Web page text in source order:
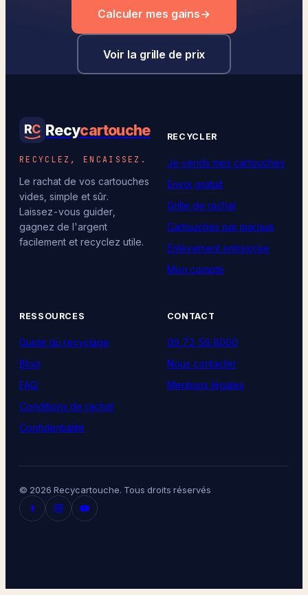
Calculer mes gains→
Voir la grille de prix
RC Recycartouche
RECYCLEZ, ENCAISSEZ.
Le rachat de vos cartouches
vides, simple et sûr.
Laissez-vous guider,
gagnez de l'argent
facilement et recyclez utile.
RECYCLER
Je vends mes cartouches
Envoi gratuit
Grille de rachat
Cartouches par marque
Enlèvement entreprise
Mon compte
RESSOURCES
Guide du recyclage
Blog
FAQ
Conditions de rachat
Confidentialité
CONTACT
09 72 56 8000
Nous contacter
Mentions légales
© 2026 Recycartouche. Tous droits réservés